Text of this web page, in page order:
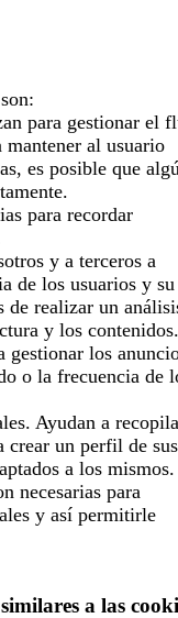
para gestionar el
mantener al usuario
es posible que
para recordar
y a terceros a
de los usuarios y su
de realizar un
y los contenidos.
los
o la frecuencia de
Ayudan a
crear un perfil de sus
a los mismos.
necesarias para
y así permitirle
a las